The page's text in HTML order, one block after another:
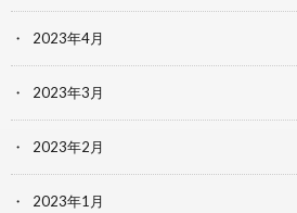
2023年4月
2023年3月
2023年2月
2023年1月